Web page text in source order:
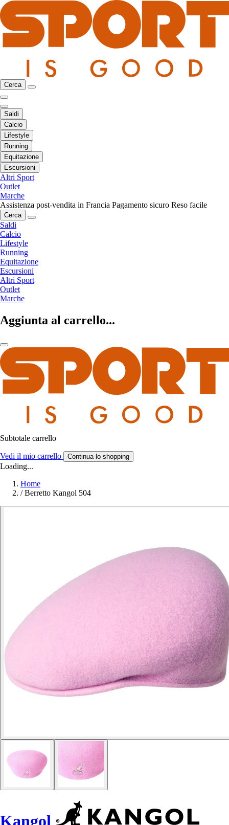
Cerca
Saldi
Calcio
Lifestyle
Running
Equitazione
Escursioni
Altri Sport
Outlet
Marche
Assistenza post-vendita in Francia Pagamento sicuro Reso facile
Cerca
Saldi
Calcio
Lifestyle
Running
Equitazione
Escursioni
Altri Sport
Outlet
Marche
Aggiunta al carrello...
Subtotale carrello
Vedi il mio carrello Continua lo shopping
Loading...
Home
/ Berretto Kangol 504
Kangol